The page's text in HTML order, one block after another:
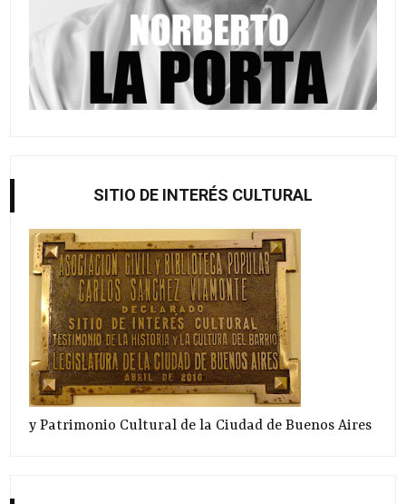
SITIO DE INTERÉS CULTURAL
y Patrimonio Cultural de la Ciudad de Buenos Aires